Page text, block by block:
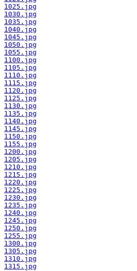
1025.jpg
1030.jpg
1035.jpg
1040.jpg
1045.jpg
1050.jpg
1055.jpg
1100.jpg
1105.jpg
1110.jpg
1115.jpg
1120.jpg
1125.jpg
1130.jpg
1135.jpg
1140.jpg
1145.jpg
1150.jpg
1155.jpg
1200.jpg
1205.jpg
1210.jpg
1215.jpg
1220.jpg
1225.jpg
1230.jpg
1235.jpg
1240.jpg
1245.jpg
1250.jpg
1255.jpg
1300.jpg
1305.jpg
1310.jpg
1315.jpg